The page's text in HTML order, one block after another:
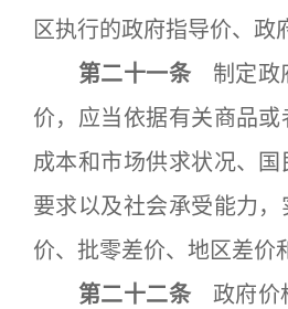
区执行的政府指导价、政
第二十一条 制定政
价，应当依据有关商品
成本和市场供求状况、
要求以及社会承受能力
价、批零差价、地区差价
第二十二条 政府价